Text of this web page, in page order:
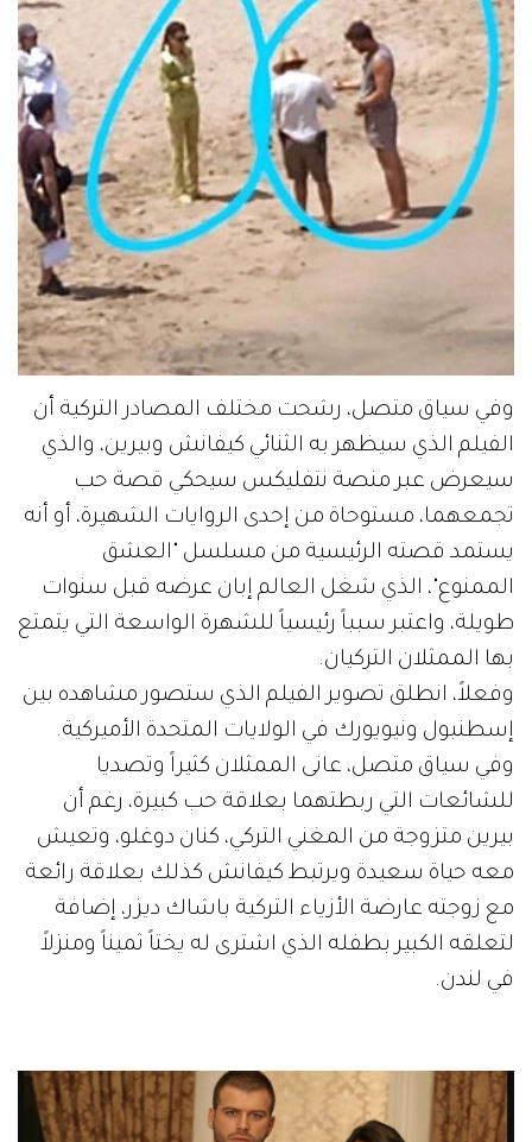
وفي سياق متصل، رشحت مختلف المصادر التركية أن
الفيلم الذي سيظهر به الثنائي كيفانش وبيرين، والذي
سيعرض عبر منصة نتفليكس سيحكي قصة حب
تجمعهما، مستوحاة من إحدى الروايات الشهيرة، أو أنه
يستمد قصته الرئيسية من مسلسل "العشق
الممنوع"، الذي شغل العالم إبان عرضه قبل سنوات
طويلة، واعتبر سبباً رئيسياً للشهرة الواسعة التي يتمتع
بها الممثلان التركيان.
وفعلاً، انطلق تصوير الفيلم الذي ستصور مشاهده بين
إسطنبول ونيويورك في الولايات المتحدة الأميركية.
وفي سياق متصل، عانى الممثلان كثيراً وتصديا
للشائعات التي ربطتهما بعلاقة حب كبيرة، رغم أن
بيرين متزوجة من المغني التركي، كنان دوغلو، وتعيش
معه حياة سعيدة ويرتبط كيفانش كذلك بعلاقة رائعة
مع زوجته عارضة الأزياء التركية باشاك ديزر، إضافة
لتعلقه الكبير بطفله الذي اشترى له يختاً ثميناً ومنزلاً
في لندن.